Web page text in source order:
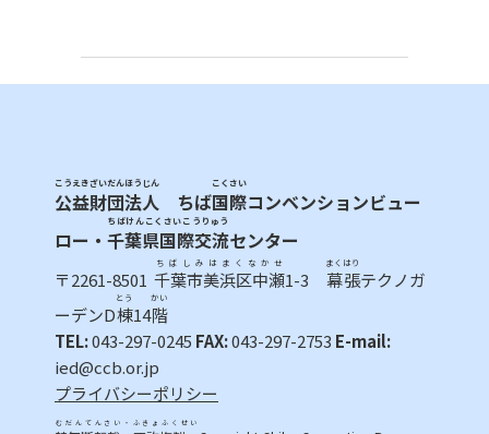
公益財団法人
こうえきざいだんほうじん
ちば国際
こくさい
コンベンションビュー
ロー・ 千葉県国際交流
ちばけんこくさいこうりゅう
センター
〒2261-8501 千葉市美浜区中瀬
ちばしみはまくなかせ
1-3 幕張
まくはり
テクノガ
ーデンD棟
とう
14階
かい
TEL:043-297-0245 FAX:043-297-2753 E-mail:
ied@ccb.or.jp
プライバシーポリシー
むだんてんさい・ふきょふくせい